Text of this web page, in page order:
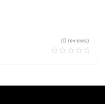
(0 reviews)